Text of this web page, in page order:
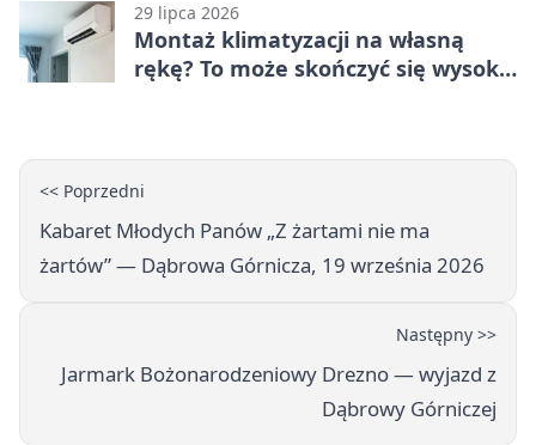
29 lipca 2026
Montaż klimatyzacji na własną
rękę? To może skończyć się wysoką
<< Poprzedni
Kabaret Młodych Panów „Z żartami nie ma
żartów” — Dąbrowa Górnicza, 19 września 2026
Następny >>
Jarmark Bożonarodzeniowy Drezno — wyjazd z
Dąbrowy Górniczej